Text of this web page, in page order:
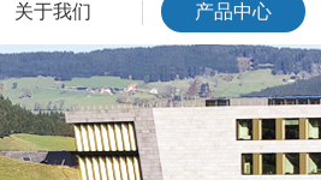
关于我们 产品中心